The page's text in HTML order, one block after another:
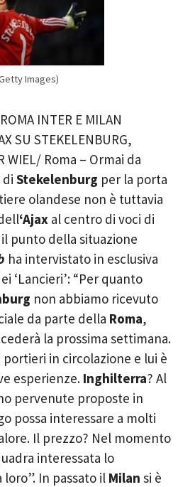
Images)
INTER E MILAN
SU STEKELENBURG,
WIEL/ Roma – Ormai da
Stekelenburg per la porta
olandese non è tuttavia
‘Ajax al centro di voci di
punto della situazione
ha intervistato in esclusiva
‘Lancieri’: “Per quanto
non abbiamo ricevuto
da parte della Roma,
la prossima settimana.
portieri in circolazione e lui è
esperienze. Inghilterra? Al
pervenute proposte in
possa interessare a molti
Il prezzo? Nel momento
interessata lo
In passato il Milan si è